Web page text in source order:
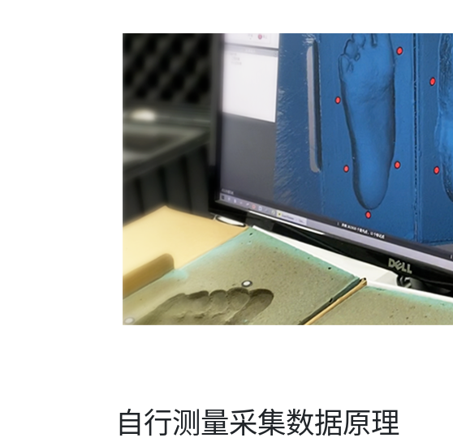
自行测量采集数据原理